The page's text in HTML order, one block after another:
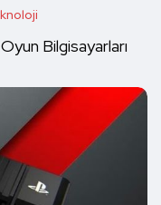
Bilgisayarları